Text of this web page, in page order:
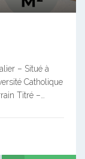
– Situé à
Catholique
Titré –…